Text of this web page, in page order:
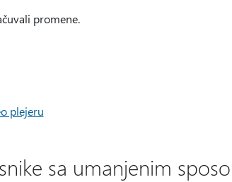
promene.
plejeru
sa umanjenim